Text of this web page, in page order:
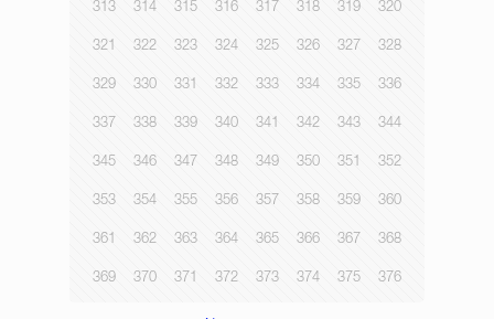
313 314 315 316 317 318 319 320
321 322 323 324 325 326 327 328
329 330 331 332 333 334 335 336
337 338 339 340 341 342 343 344
345 346 347 348 349 350 351 352
353 354 355 356 357 358 359 360
361 362 363 364 365 366 367 368
369 370 371 372 373 374 375 376